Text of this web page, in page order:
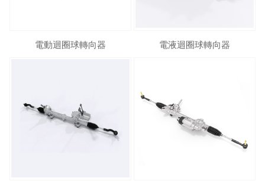
電動迴圈球轉向器 電液迴圈球轉向器